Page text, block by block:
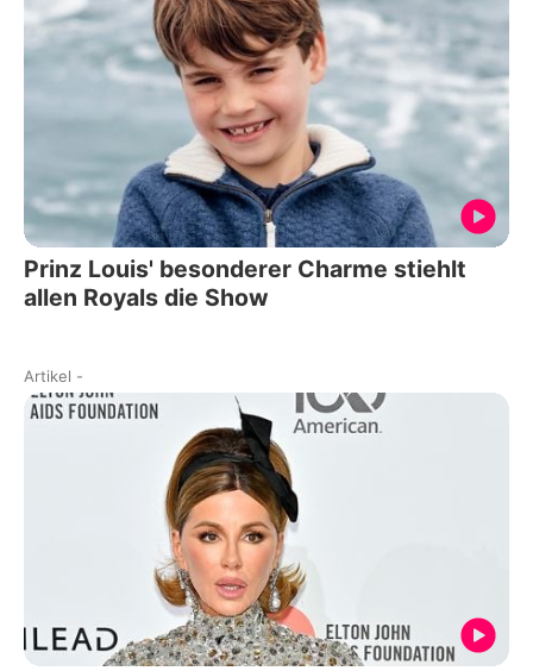
Prinz Louis' besonderer Charme stiehlt
allen Royals die Show
Artikel -